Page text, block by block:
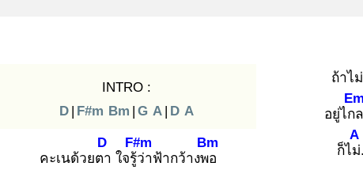
INTRO :
D | F#m Bm | G A | D A
คะเนด้วยตา
D
ใจรู้ว่
F#m
าฟ้ากว้างพอ
Bm
ถ้าไ
อยู่ไกล
Em
ก็ไม่.
A